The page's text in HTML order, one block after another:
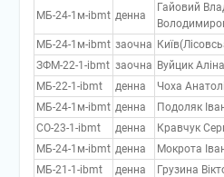
МБ-24-1м-ibmt денна
Гайовий
МБ-24-1м-ibmt заочна
ЗФМ-22-1-ibmt заочна Вуйцик
МБ-22-1-ibmt
денна Чоха
МБ-24-1м-ibmt денна Подоляк
СО-23-1-ibmt
денна Кравчук
МБ-24-1м-ibmt денна Мокрота
МБ-21-1-ibmt
денна Грузина